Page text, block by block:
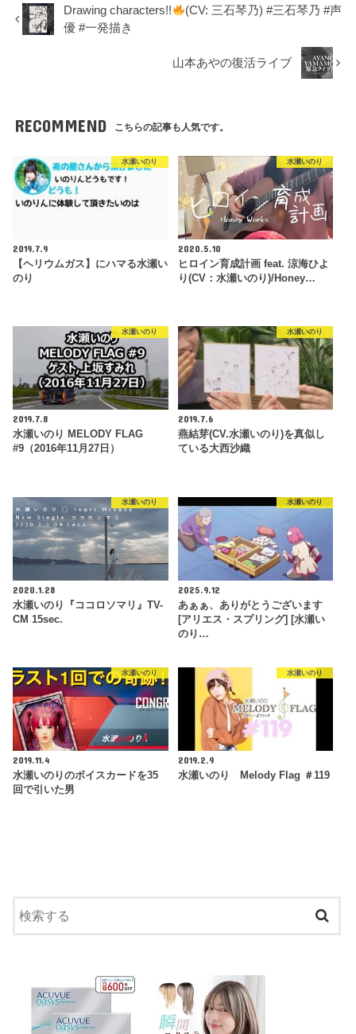
Drawing characters!!
(CV: 三石琴乃) #三石琴乃 #声
優 #一発描き
山本あやの復活ライブ
RECOMMEND こちらの記事も人気です。
水瀬いのり
2019.7.9
【ヘリウムガス】にハマる水瀬い
のり
水瀬いのり
2020.5.10
ヒロイン育成計画 feat. 涼海ひよ
り(CV：水瀬いのり)/Honey…
水瀬いのり
2019.7.8
水瀬いのり MELODY FLAG
#9（2016年11月27日）
水瀬いのり
2019.7.6
燕結芽(CV.水瀬いのり)を真似し
ている大西沙織
水瀬いのり
2020.1.28
水瀬いのり『ココロソマリ』TV-
CM 15sec.
水瀬いのり
2025.9.12
あぁぁ、ありがとうございます
[アリエス・スプリング] [水瀬い
のり…
水瀬いのり
2019.11.4
水瀬いのりのボイスカードを35
回で引いた男
水瀬いのり
2019.2.9
水瀬いのり Melody Flag ＃119